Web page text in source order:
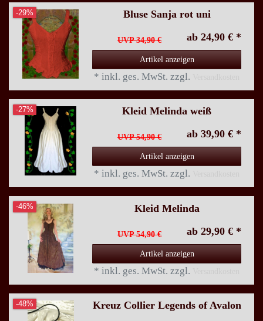
-29% Bluse Sanja rot uni
UVP 34,90 € ab 24,90 € *
Artikel anzeigen
* inkl. ges. MwSt. zzgl.
-27% Kleid Melinda weiß
UVP 54,90 € ab 39,90 € *
Artikel anzeigen
* inkl. ges. MwSt. zzgl.
-46% Kleid Melinda
UVP 54,90 € ab 29,90 € *
Artikel anzeigen
* inkl. ges. MwSt. zzgl.
-48% Kreuz Collier Legends of Avalon